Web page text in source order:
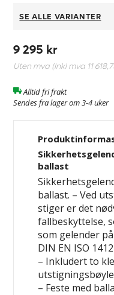
SE ALLE VARIANTER
9 295 kr
Uten mva (Inkl mva 11
Alltid fri frakt
Sendes fra lager om 3-4 uker
ballast
ballast. – Ved
stiger er det
fallbeskyttelse,
som gelender
DIN EN ISO
– Inkludert to
utstigningsbøyle
– Feste med